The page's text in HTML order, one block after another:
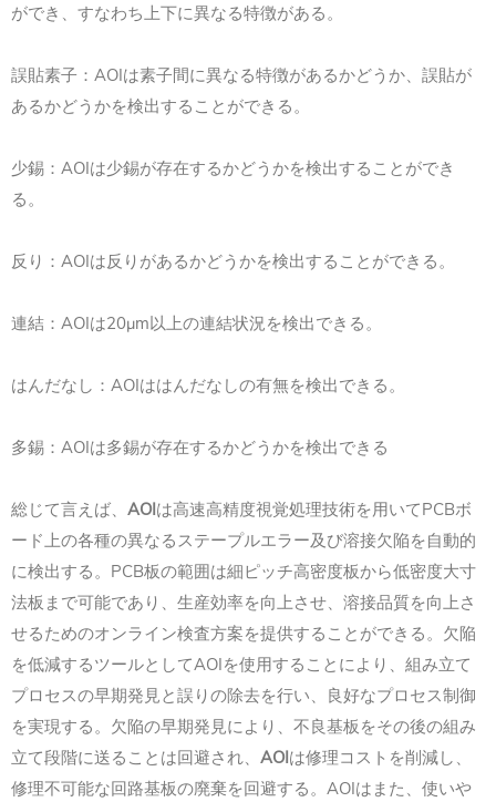
ができ、すなわち上下に異なる特徴がある。
誤貼素子：AOIは素子間に異なる特徴があるかどうか、誤貼が
あるかどうかを検出することができる。
少錫：AOIは少錫が存在するかどうかを検出することができ
る。
反り：AOIは反りがあるかどうかを検出することができる。
連結：AOIは20μm以上の連結状況を検出できる。
はんだなし：AOIははんだなしの有無を検出できる。
多錫：AOIは多錫が存在するかどうかを検出できる
総じて言えば、 AOIは高速高精度視覚処理技術を用いてPCBボ
ード上の各種の異なるステープルエラー及び溶接欠陥を自動的
に検出する。PCB板の範囲は細ピッチ高密度板から低密度大寸
法板まで可能であり、生産効率を向上させ、溶接品質を向上さ
せるためのオンライン検査方案を提供することができる。欠陥
を低減するツールとしてAOIを使用することにより、組み立て
プロセスの早期発見と誤りの除去を行い、良好なプロセス制御
を実現する。欠陥の早期発見により、不良基板をその後の組み
立て段階に送ることは回避され、 AOIは修理コストを削減し、
修理不可能な回路基板の廃棄を回避する。AOIはまた、使いや